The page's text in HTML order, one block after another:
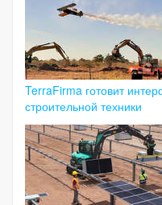
TerraFirma готовит
строительной техники